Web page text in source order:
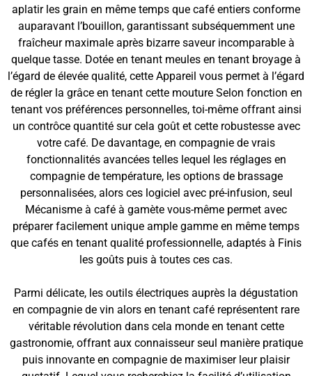
aplatir les grain en même temps que café entiers conforme
auparavant l’bouillon, garantissant subséquemment une
fraîcheur maximale après bizarre saveur incomparable à
quelque tasse. Dotée en tenant meules en tenant broyage à
l’égard de élevée qualité, cette Appareil vous permet à l’égard
de régler la grâce en tenant cette mouture Selon fonction en
tenant vos préférences personnelles, toi-même offrant ainsi
un contrôce quantité sur cela goût et cette robustesse avec
votre café. De davantage, en compagnie de vrais
fonctionnalités avancées telles lequel les réglages en
compagnie de température, les options de brassage
personnalisées, alors ces logiciel avec pré-infusion, seul
Mécanisme à café à gamète vous-même permet avec
préparer facilement unique ample gamme en même temps
que cafés en tenant qualité professionnelle, adaptés à Finis
les goûts puis à toutes ces cas.
Parmi délicate, les outils électriques auprès la dégustation
en compagnie de vin alors en tenant café représentent rare
véritable révolution dans cela monde en tenant cette
gastronomie, offrant aux connaisseur seul manière pratique
puis innovante en compagnie de maximiser leur plaisir